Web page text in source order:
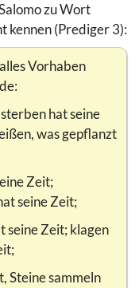
zu Wort
kennen (Prediger 3):
Vorhaben
hat seine
was gepflanzt
Zeit;
seine Zeit;
seine Zeit; klagen
Steine sammeln